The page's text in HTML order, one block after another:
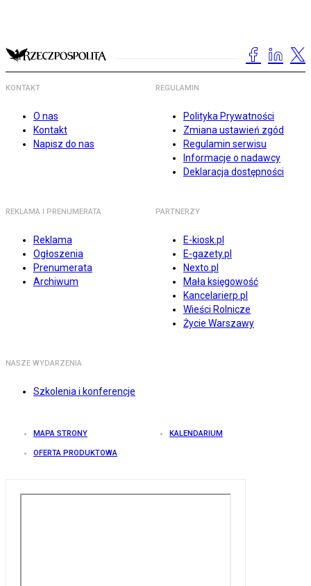
KONTAKT
O nas
Kontakt
Napisz do nas
REGULAMIN
Polityka Prywatności
Zmiana ustawień zgód
Regulamin serwisu
Informacje o nadawcy
Deklaracja dostępności
REKLAMA I PRENUMERATA
Reklama
Ogłoszenia
Prenumerata
Archiwum
PARTNERZY
E-kiosk.pl
E-gazety.pl
Nexto.pl
Mała księgowość
Kancelarierp.pl
Wieści Rolnicze
Życie Warszawy
NASZE WYDARZENIA
Szkolenia i konferencje
MAPA STRONY KALENDARIUM
OFERTA PRODUKTOWA